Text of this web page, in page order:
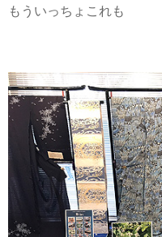
もういっちょこれも